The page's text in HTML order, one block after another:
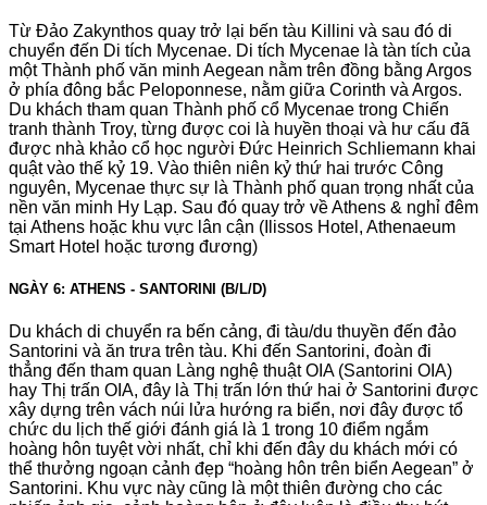
Từ Đảo Zakynthos quay trở lại bến tàu Killini và sau đó di
chuyển đến Di tích Mycenae. Di tích Mycenae là tàn tích của
một Thành phố văn minh Aegean nằm trên đồng bằng Argos
ở phía đông bắc Peloponnese, nằm giữa Corinth và Argos.
Du khách tham quan Thành phố cổ Mycenae trong Chiến
tranh thành Troy, từng được coi là huyền thoại và hư cấu đã
được nhà khảo cổ học người Đức Heinrich Schliemann khai
quật vào thế kỷ 19. Vào thiên niên kỷ thứ hai trước Công
nguyên, Mycenae thực sự là Thành phố quan trọng nhất của
nền văn minh Hy Lạp. Sau đó quay trở về Athens & nghỉ đêm
tại Athens hoặc khu vực lân cận (Ilissos Hotel, Athenaeum
Smart Hotel hoặc tương đương)
NGÀY 6: ATHENS - SANTORINI (B/L/D)
Du khách di chuyển ra bến cảng, đi tàu/du thuyền đến đảo
Santorini và ăn trưa trên tàu. Khi đến Santorini, đoàn đi
thẳng đến tham quan Làng nghệ thuật OIA (Santorini OIA)
hay Thị trấn OIA, đây là Thị trấn lớn thứ hai ở Santorini được
xây dựng trên vách núi lửa hướng ra biển, nơi đây được tổ
chức du lịch thế giới đánh giá là 1 trong 10 điểm ngắm
hoàng hôn tuyệt vời nhất, chỉ khi đến đây du khách mới có
thể thưởng ngoạn cảnh đẹp “hoàng hôn trên biển Aegean” ở
Santorini. Khu vực này cũng là một thiên đường cho các